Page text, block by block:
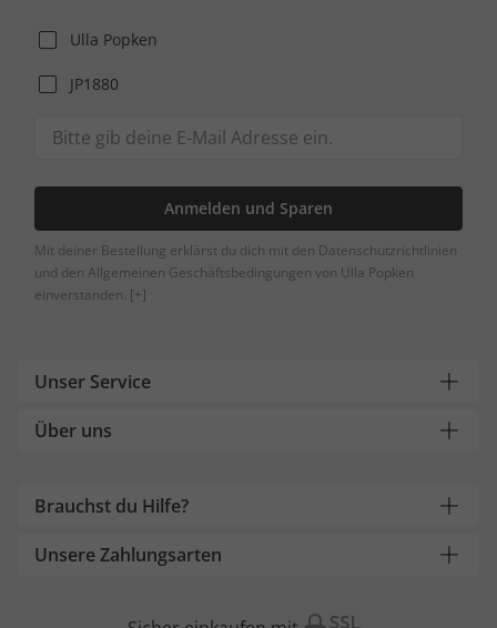
Ulla Popken
JP1880
Anmelden und Sparen
Mit deiner Bestellung erklärst du dich mit den Datenschutzrichtlinien
und den Allgemeinen Geschäftsbedingungen von Ulla Popken
einverstanden. [+]
Unser Service
Über uns
Brauchst du Hilfe?
Unsere Zahlungsarten